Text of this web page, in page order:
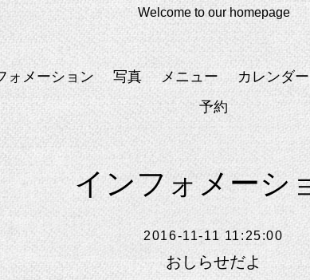
Welcome to our homepage
ォメーション 写真 メニュー カレンダー
予約
インフォメーシ
2016-11-11 11:25:00
おしらせだよ